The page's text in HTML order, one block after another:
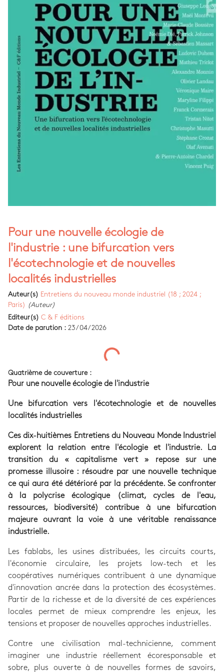
Pour une nouvelle écologie de
l'industrie : une bifurcation vers
l'écotechnologie et de nouvelles
localités industrielles
Auteur(s) Entretiens du nouveau monde industriel (18 ; 2024 ;
Paris)
(Auteur)
Editeur(s) C & F éditions
Date de parution : 23/04/2026
Quatrième de couverture :
Pour une nouvelle écologie de l'industrie
Une bifurcation vers l'écotechnologie et de nouvelles
localités industrielles
Ces dix-huitièmes Entretiens du Nouveau Monde Industriel
explorent la relation entre l'écologie et l'industrie. La
transition du « capitalisme vert » repose sur une
promesse illusoire : résoudre par une nouvelle technique
ce qui aura été détérioré par la précédente. Se confronter
à la polycrise écologique (climat, cycles de l'eau,
ressources, biodiversité) contribue à une bifurcation
majeure ouvrant la voie à une véritable renaissance
industrielle.
Les fablabs, les usines distribuées, les circuits courts,
l'économie circulaire, les projets low-tech et les
coopératives numériques contribuent à une dynamique
d'innovation ancrée dans la protection des écosystèmes.
Partir de la richesse et de la diversité de ces expériences
locales permet de mieux comprendre les enjeux, les
tensions et proposer de nouvelles approches industrielles.
Contre une civilisation mal-technicienne, comment
imaginer une industrie réellement écoresponsable et
sobre, plus ouverte à de nouvelles formes de savoirs,